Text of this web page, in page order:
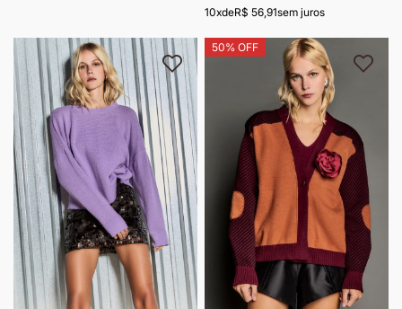
10xdeR$ 56,91sem juros
Adicionar à lista de desejos
50% OFF